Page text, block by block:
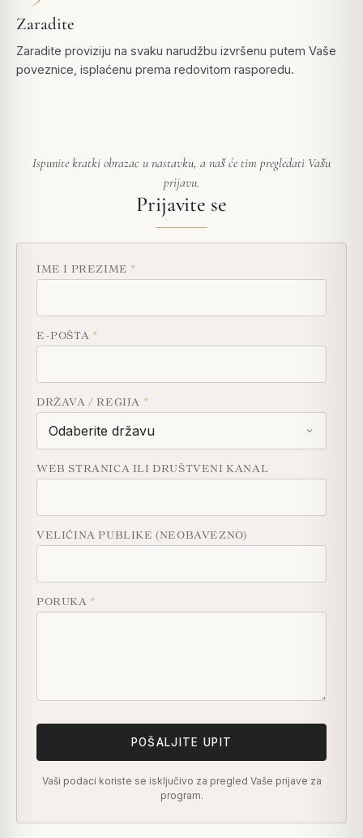
Zaradite
Zaradite proviziju na svaku narudžbu izvršenu putem Vaše
poveznice, isplaćenu prema redovitom rasporedu.
Prijavite se
Ispunite kratki obrazac u nastavku, a naš će tim pregledati Vašu
prijavu.
IME I PREZIME *
E-POŠTA *
DRŽAVA / REGIJA *
WEB STRANICA ILI DRUŠTVENI KANAL
VELIČINA PUBLIKE (NEOBAVEZNO)
PORUKA *
POŠALJITE UPIT
Vaši podaci koriste se isključivo za pregled Vaše prijave za
program.